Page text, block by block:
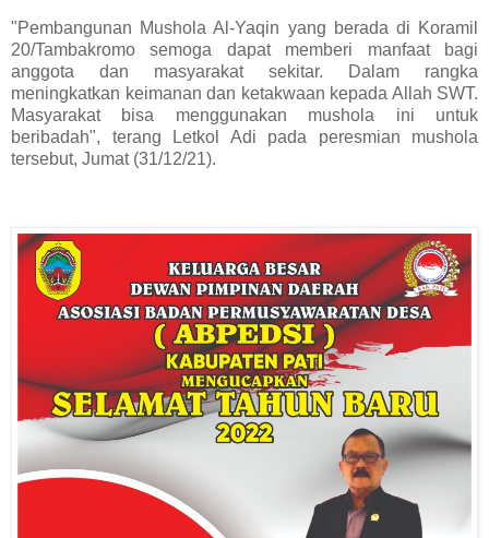
"Pembangunan Mushola Al-Yaqin yang berada di Koramil
20/Tambakromo semoga dapat memberi manfaat bagi
anggota dan masyarakat sekitar. Dalam rangka
meningkatkan keimanan dan ketakwaan kepada Allah SWT.
Masyarakat bisa menggunakan mushola ini untuk
beribadah", terang Letkol Adi pada peresmian mushola
tersebut, Jumat (31/12/21).